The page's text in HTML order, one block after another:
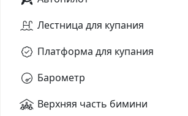
Лестница для купания
Платформа для купания
Барометр
Верхняя часть бимини